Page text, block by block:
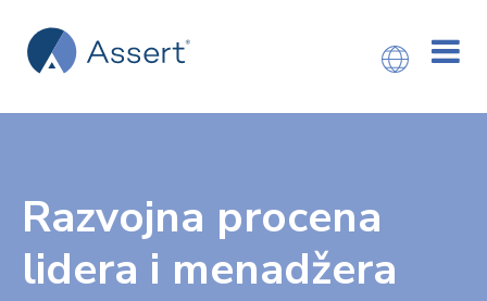
Razvojna procena
lidera i menadžera